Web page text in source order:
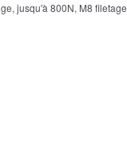
jusqu'à 800N, M8 filetage